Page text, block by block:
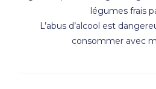
légumes frais
L’abus d’alcool est
consommer avec